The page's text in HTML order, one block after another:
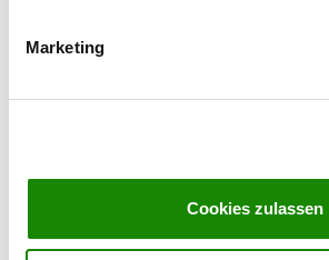
Marketing
Cookies zulassen